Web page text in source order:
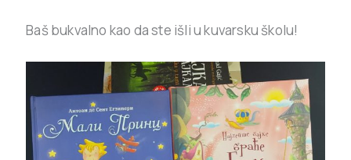
Baš bukvalno kao da ste išli u kuvarsku školu!